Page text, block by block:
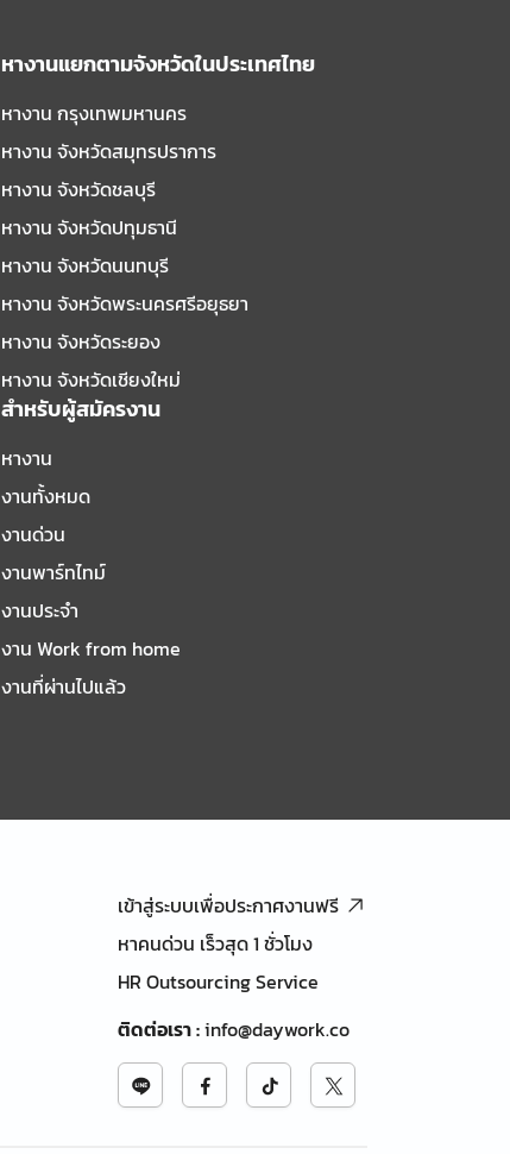
หางานแยกตามจังหวัดในประเทศไทย
หางาน กรุงเทพมหานคร
หางาน จังหวัดสมุทรปราการ
หางาน จังหวัดชลบุรี
หางาน จังหวัดปทุมธานี
หางาน จังหวัดนนทบุรี
หางาน จังหวัดพระนครศรีอยุธยา
หางาน จังหวัดระยอง
หางาน จังหวัดเชียงใหม่
สำหรับผู้สมัครงาน
หางาน
งานทั้งหมด
งานด่วน
งานพาร์ทไทม์
งานประจำ
งาน Work from home
งานที่ผ่านไปแล้ว
เข้าสู่ระบบเพื่อประกาศงานฟรี
หาคนด่วน เร็วสุด 1 ชั่วโมง
HR Outsourcing Service
ติดต่อเรา:info@daywork.co